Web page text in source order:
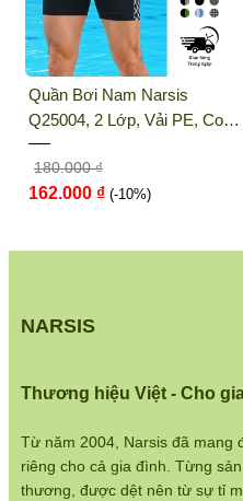
Điện thoại:
033 484
Website:http://narsis.vn
Hướng dẫn mua hàng:
https://www.narsis.vn/
Kiểm tra đơn hàng:
Chính sách đổi hàng:
Chính sách bán hàng:
Hệ thống cửa hàng:
Quần Bơi Nam Narsis
Q25004, 2 Lớp, Vải PE, Co
Giãn 4 Chiều, Nhanh Khô
180.000 ₫
162.000 ₫ (-10%)
NARSIS
Từ năm 2004, Narsis đã mang
riêng cho cả gia đình. Từng
thương, được dệt nên từ sự tỉ
Thương hiệu Việt - Cho